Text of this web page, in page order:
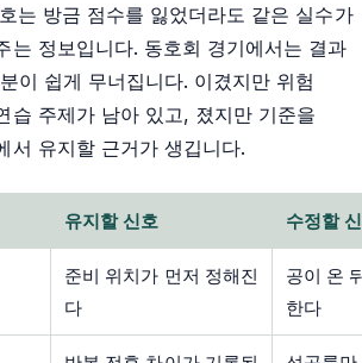
는 방금 점수를 잃었더라도 같은 실수가
는 정보입니다. 동호회 경기에서는 결과
이 쉽게 무너집니다. 이겼지만 위험
습 주제가 남아 있고, 졌지만 기준을
서 유지할 근거가 생깁니다.
유지할 신호 수정할
준비 위치가 먼저 정해진
다
공이 온
한다